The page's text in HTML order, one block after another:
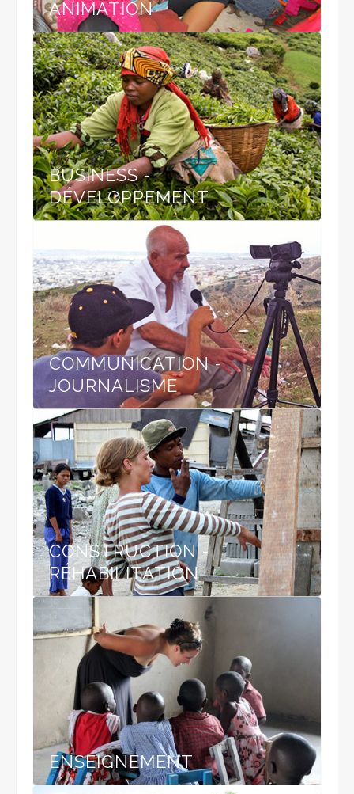
ANIMATION
BUSINESS -
DÉVELOPPEMENT
COMMUNICATION -
JOURNALISME
CONSTRUCTION -
RÉHABILITATION
ENSEIGNEMENT